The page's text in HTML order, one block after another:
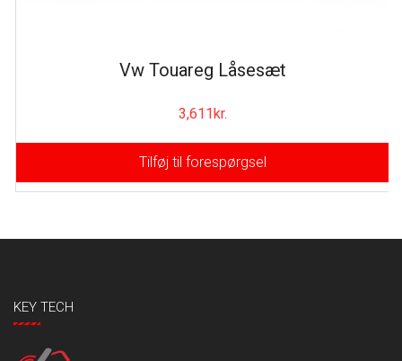
Vw Touareg Låsesæt
3,611kr.
Tilføj til forespørgsel
KEY TECH